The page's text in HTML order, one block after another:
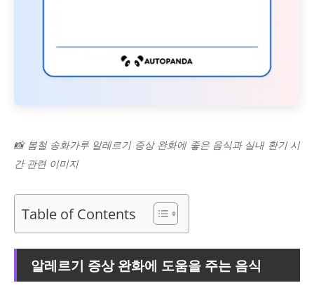
📸 봄철 송화가루 알레르기 증상 완화에 좋은 음식과 실내 환기 시
간 관련 이미지
Table of Contents
알레르기 증상 완화에 도움을 주는 음식